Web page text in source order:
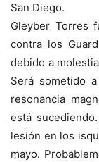
San Diego.
Gleyber Torres
contra los
debido a
Será sometido
resonancia
está
lesión en los
mayo.